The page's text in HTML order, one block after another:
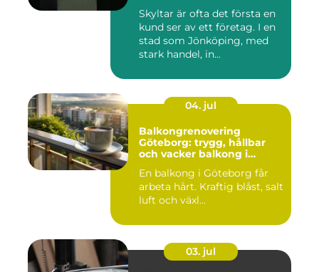
Skyltar är ofta det första en
kund ser av ett företag. I en
stad som Jönköping, med
stark handel, in...
04. jul
Balkongrenovering
Göteborg: trygg, hållbar
och vacker balkong i
En balkong i Göteborg får
arbeta hårt. Kraftig blåst, salt
luft och växl...
03. jul